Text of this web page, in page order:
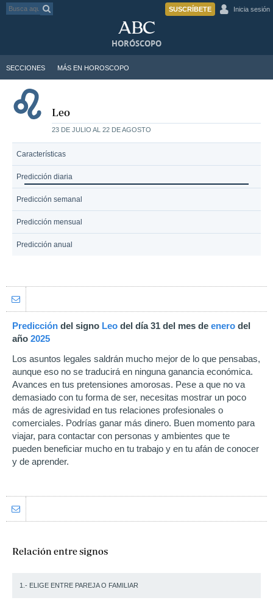
SUSCRÍBETE Inicia sesión
SECCIONES MÁS EN HOROSCOPO
HORÓSCOPO
Leo
23 DE JULIO AL 22 DE AGOSTO
Características
Predicción diaria
Predicción semanal
Predicción mensual
Predicción anual
Predicción del signo Leo del día 31 del mes de enero del
año 2025
Los asuntos legales saldrán mucho mejor de lo que pensabas,
aunque eso no se traducirá en ninguna ganancia económica.
Avances en tus pretensiones amorosas. Pese a que no va
demasiado con tu forma de ser, necesitas mostrar un poco
más de agresividad en tus relaciones profesionales o
comerciales. Podrías ganar más dinero. Buen momento para
viajar, para contactar con personas y ambientes que te
pueden beneficiar mucho en tu trabajo y en tu afán de conocer
y de aprender.
Relación entre signos
1.- ELIGE ENTRE PAREJA O FAMILIAR